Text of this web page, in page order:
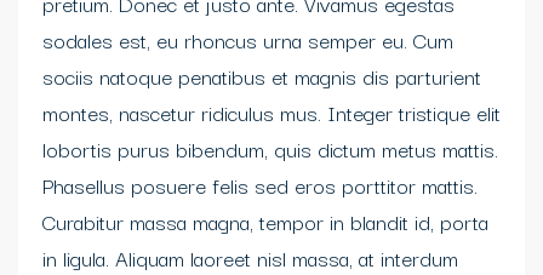
sodales est, eu rhoncus urna semper eu. Cum
sociis natoque penatibus et magnis dis parturient
montes, nascetur ridiculus mus. Integer tristique elit
lobortis purus bibendum, quis dictum metus mattis.
Phasellus posuere felis sed eros porttitor mattis.
Curabitur massa magna, tempor in blandit id, porta
in ligula. Aliquam laoreet nisl massa, at interdum